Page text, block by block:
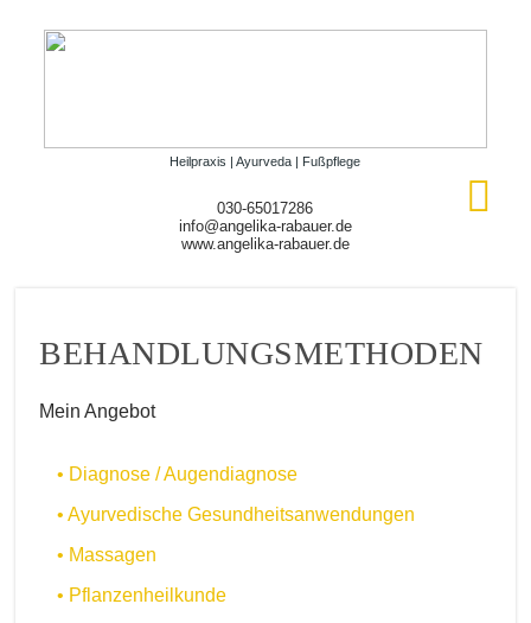
Heilpraxis | Ayurveda | Fußpflege
030-65017286
info@angelika-rabauer.de
www.angelika-rabauer.de
BEHANDLUNGSMETHODEN
Mein Angebot
• Diagnose / Augendiagnose
• Ayurvedische Gesundheitsanwendungen
• Massagen
• Pflanzenheilkunde